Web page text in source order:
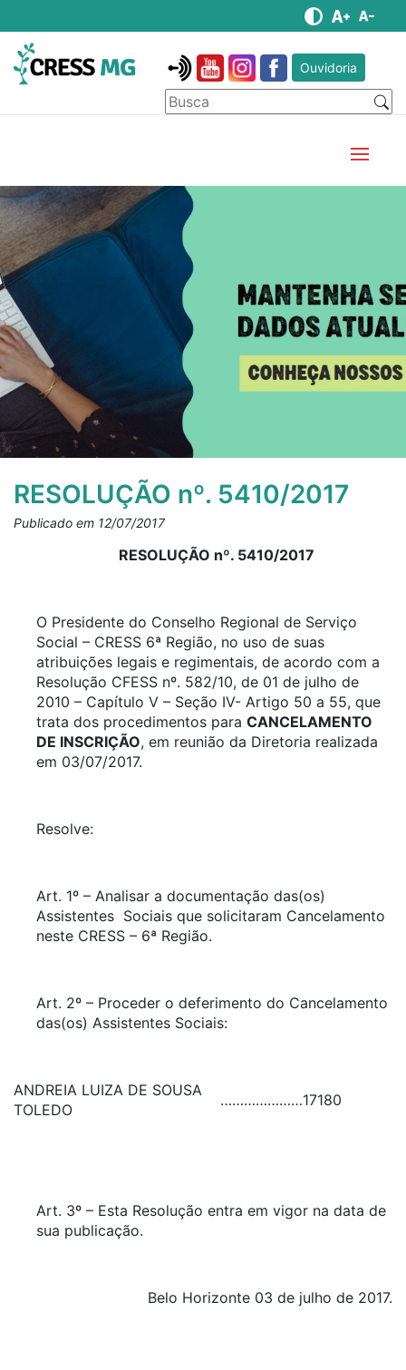
Ouvidoria
RESOLUÇÃO nº. 5410/2017
Publicado em 12/07/2017
RESOLUÇÃO nº. 5410/2017
O Presidente do Conselho Regional de Serviço
Social – CRESS 6ª Região, no uso de suas
atribuições legais e regimentais, de acordo com a
Resolução CFESS nº. 582/10, de 01 de julho de
2010 – Capítulo V – Seção IV- Artigo 50 a 55, que
trata dos procedimentos para CANCELAMENTO
DE INSCRIÇÃO, em reunião da Diretoria realizada
em 03/07/2017.
Resolve:
Art. 1º – Analisar a documentação das(os)
Assistentes Sociais que solicitaram Cancelamento
neste CRESS – 6ª Região.
Art. 2º – Proceder o deferimento do Cancelamento
das(os) Assistentes Sociais:
ANDREIA LUIZA DE SOUSA
TOLEDO
…………………17180
Art. 3º – Esta Resolução entra em vigor na data de
sua publicação.
Belo Horizonte 03 de julho de 2017.